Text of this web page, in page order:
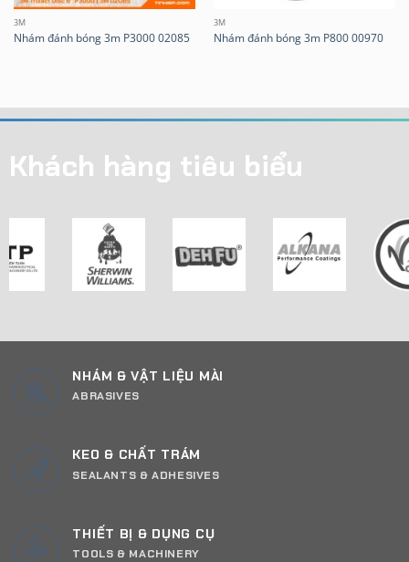
3M
Nhám đánh bóng 3m P3000 02085
3M
Nhám đánh bóng 3m P800 00970
Khách hàng tiêu biểu
NHÁM & VẬT LIỆU MÀI
ABRASIVES
KEO & CHẤT TRÁM
SEALANTS & ADHESIVES
THIẾT BỊ & DỤNG CỤ
TOOLS & MACHINERY